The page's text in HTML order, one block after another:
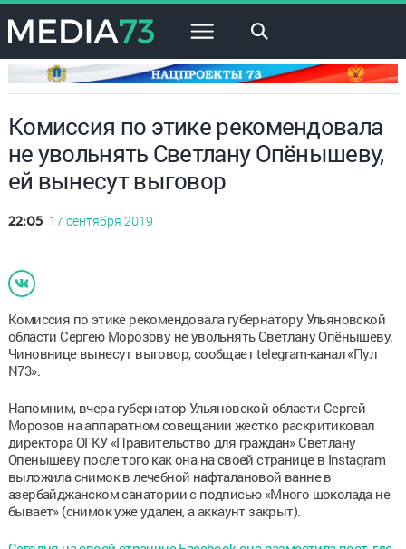
×
Комиссия по этике рекомендовала
не увольнять Светлану Опёнышеву,
ей вынесут выговор
22:05 17 сентября 2019
Комиссия по этике рекомендовала губернатору Ульяновской
области Сергею Морозову не увольнять Светлану Опёнышеву.
Чиновнице вынесут выговор, сообщает telegram-канал «Пул
N73».
Напомним, вчера губернатор Ульяновской области Сергей
Морозов на аппаратном совещании жестко раскритиковал
директора ОГКУ «Правительство для граждан» Светлану
Опенышеву после того как она на своей странице в Instagram
выложила снимок в лечебной нафталановой ванне в
азербайджанском санатории с подписью «Много шоколада не
бывает» (снимок уже удален, а аккаунт закрыт).